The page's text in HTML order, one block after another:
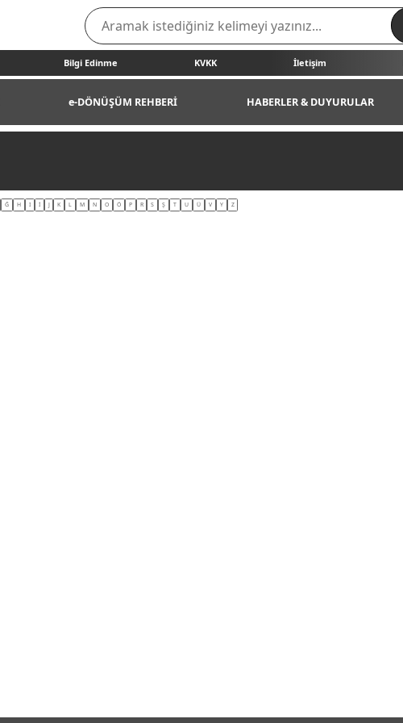
Bilgi Edinme KVKK İletişim
e-DÖNÜŞÜM REHBERİ HABERLER & DUYURULAR
Ğ H I İ J K L M N O Ö P R S Ş T U Ü V Y Z